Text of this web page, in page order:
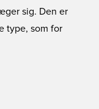
sig. Den er
type, som for